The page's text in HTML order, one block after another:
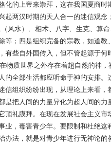
化的上帝来崇拜，这在我国夏商
起两汉时期的天人合一的迷信观念
风水）、相术、八字、生克、算
等；四是组织完备的宗教，如道
有些自外国传入，但不管起源于何
物质世界之外存在着超自然的神
的全部生活都应听命于神的安排
信组织纷纷出现，从理论上来看
是把人间的力量异化为超人间的
顶礼膜拜。在现在发展社会主义
业，毒害青少年。要限制和杜绝
办法，就是对青少年进行无神论